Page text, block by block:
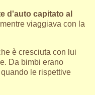
d'auto capitato al
mentre viaggiava con la
è cresciuta con lui
Da bimbi erano
le rispettive